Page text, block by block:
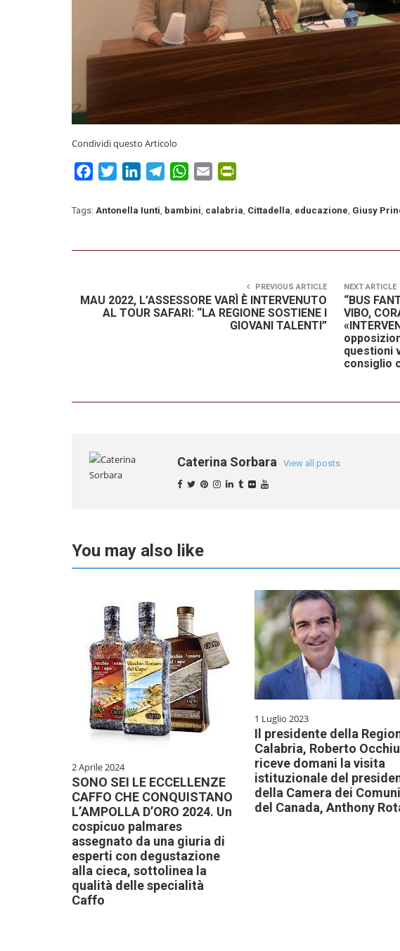
Condividi questo Articolo
FacebookTwitterLinkedInTelegramWhatsApp
Email
Tags: Antonella Iunti bambini calabria Cittadella educazione Giusy
PREVIOUS ARTICLE
MAU 2022, L’ASSESSORE VARÌ È INTERVENUTO
AL TOUR SAFARI: “LA REGIONE SOSTIENE I
GIOVANI TALENTI”
NEXT ARTICLE
“BUS
VIBO,
questioni
consiglio
Caterina Sorbara View all posts
You may also like
2 Aprile 2024
SONO SEI LE ECCELLENZE
CAFFO CHE CONQUISTANO
L’AMPOLLA D’ORO 2024. Un
cospicuo palmares
assegnato da una giuria di
esperti con degustazione
alla cieca, sottolinea la
qualità delle specialità
Caffo
1 Luglio 2023
Il presidente della
Calabria, Roberto
riceve domani la visita
istituzionale del
della Camera dei Comuni
del Canada, Anthony